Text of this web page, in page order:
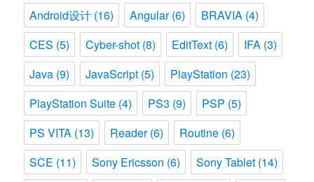
Android设计 (16) Angular(6) BRAVIA (4)
CES (5) Cyber-shot (8) EditText (6) IFA (3)
Java (9) JavaScript (5) PlayStation (23)
PlayStation Suite (4) PS3 (9) PSP (5)
PS VITA (13) Reader(6) Routine (6)
SCE (11) Sony Ericsson (6) Sony Tablet (14)